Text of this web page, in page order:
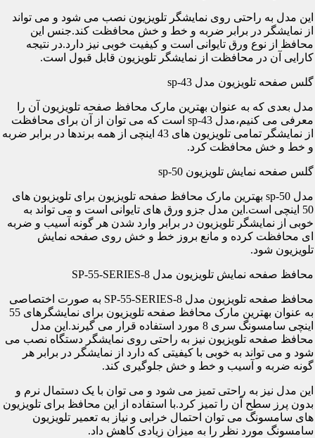
این مدل به راحتی روی نمایشگر تلویزیون نصب می شود و می تواند
از نمایشگر در برابر ضربه و خط و خش محافظت کند.جنس این
محافظ از نوع ورق تایوانی است و کیفیت خوبی نیز دارد.در نتیجه
کارایی آن در محافظت از نمایشگر تلویزیون قابل قبول است.
گلس صفحه تلویزیون مدل sp-43
مدل بعدی که به عنوان بهترین مارک محافظ صفحه تلویزیون آن را
معرفی می کنیم،مدل sp-43 است که می توان از آن برای محافظت
از نمایشگر تمامی تلویزیون های 43 اینچی از همه برندها در برابر ضربه
و خط و خش محافظت کرد.
گلس صفحه نمایش تلویزیون sp-50
مدل sp-50 بهترین مارک محافظ صفحه تلویزیون برای تلویزیون های
50 اینچی است.این مدل جزو ورق های تایوانی است و می تواند به
خوبی از نمایشگر تلویزیون در برابر وارد شدن هر گونه آسیب و ضربه
ای محافظت کرده و مانع بروز خط و خش روی صفحه نمایش
تلویزیون شود.
محافظ صفحه نمایش تلویزیون مدل SP-55-SERIES-8
محافظ صفحه تلویزیون مدل SP-55-SERIES-8 به صورت اختصاصی
به عنوان بهترین مارک محافظ صفحه تلویزیون برای نمایشگرهای 55
اینچی سامسونگ سری 8 مورد استفاده قرار می گیرند.این مدل
محافظ صفحه تلویزیون نیز به راحتی روی نمایشگر دستگاه نصب می
شود و می تواند به خوبی با کیفیتی که دارد از نمایشگر در برابر هر
گونه ضربه و آسیب و خط و خش جلوگیری کند.
این مدل نیز به راحتی تمیز می شود و می توان با یک دستمال نرم و
بدون پرز سطح آن را تمیز کرد.با استفاده از این محافظ برای تلویزیون
های سامسونگ می توان احتمال خرابی و نیاز به تعمیر تلویزیون
سامسونگ مورد نظر را به میزان زیادی کاهش داد.